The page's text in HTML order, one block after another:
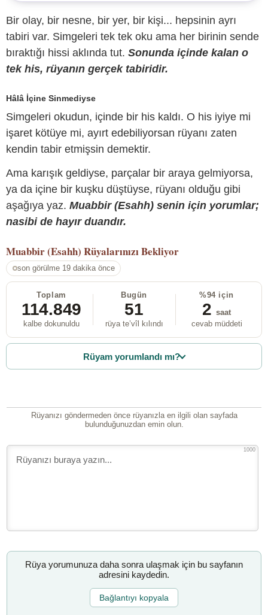
Bir olay, bir nesne, bir yer, bir kişi... hepsinin ayrı
tabiri var. Simgeleri tek tek oku ama her birinin sende
bıraktığı hissi aklında tut. Sonunda içinde kalan o
tek his, rüyanın gerçek tabiridir.
Hâlâ İçine Sinmediyse
Simgeleri okudun, içinde bir his kaldı. O his iyiye mi
işaret kötüye mi, ayırt edebiliyorsan rüyanı zaten
kendin tabir etmişsin demektir.
Ama karışık geldiyse, parçalar bir araya gelmiyorsa,
ya da içine bir kuşku düştüyse, rüyanı olduğu gibi
aşağıya yaz. Muabbir (Esahh) senin için yorumlar;
nasibi de hayır duandır.
Muabbir (Esahh) Rüyalarınızı Bekliyor
son görülme 19 dakika önce
Toplam
114.849
kalbe dokunuldu
Bugün
51
rüya te’vîl kılındı
%94 için
2 saat
cevab müddeti
Rüyam yorumlandı mı?
Rüyanızı göndermeden önce rüyanızla en ilgili olan sayfada
bulunduğunuzdan emin olun.
1000
Rüya yorumunuza daha sonra ulaşmak için bu sayfanın
adresini kaydedin.
Bağlantıyı kopyala